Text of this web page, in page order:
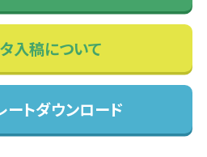
入稿について
ートダウンロード